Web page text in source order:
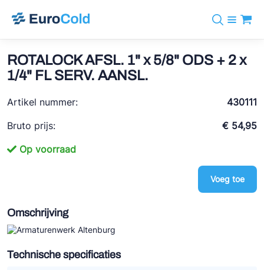
info@eurocold.nl
Merken
BOCK
REFFLEX®
Johnson Controls
Doucette Industries
Koudemiddelen
Diensten
Nieuws
Over ons
ROTALOCK AFSL. 1" x 5/8" ODS + 2 x
1/4" FL SERV. AANSL.
Artikel nummer:
430111
Bruto prijs:
€ 54,95
Op voorraad
Voeg toe
Omschrijving
Technische specificaties